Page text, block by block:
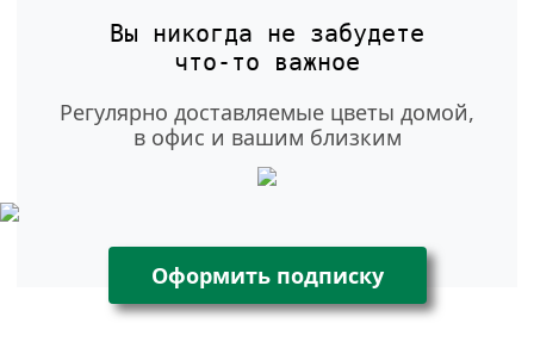
Вы никогда не забудете
что-то важное
Регулярно доставляемые цветы домой,
в офис и вашим близким
Оформить подписку